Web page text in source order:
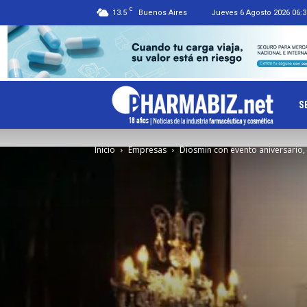
13.5 C Buenos Aires Jueves 6 Agosto 2026
Inicio Empresas Diosmin con evento aniversario,